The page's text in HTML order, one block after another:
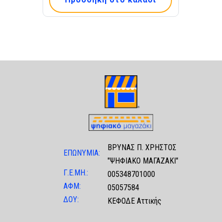
ΕΠΩΝΥΜΙΑ:
ΒΡΥΝΑΣ Π. ΧΡΗΣΤΟΣ
"ΨΗΦΙΑΚΟ ΜΑΓΑΖΑΚΙ"
Γ.Ε.ΜΗ.:
005348701000
ΑΦΜ:
05057584
ΔΟΥ:
ΚΕΦΟΔΕ Αττικής